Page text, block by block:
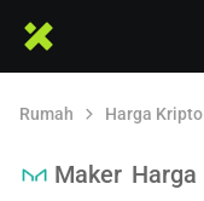
Rumah Harga Kripto
Maker Harga